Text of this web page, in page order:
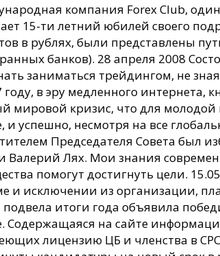
компания Forex Club,
15-ти летний юбилей своего
в рублях, были представлены
банков). 28 апреля 2008
заниматься трейдингом, не
году, в эру медленного
мировой кризис, что для молодой
и успешно, несмотря на все
Председателя Совета был
Валерий Лях. Мои знания
помогут достигнуть цели.
и исключении из организации,
подвела итоги года объявила
Содержащаяся на сайте
лицензию ЦБ и членства в